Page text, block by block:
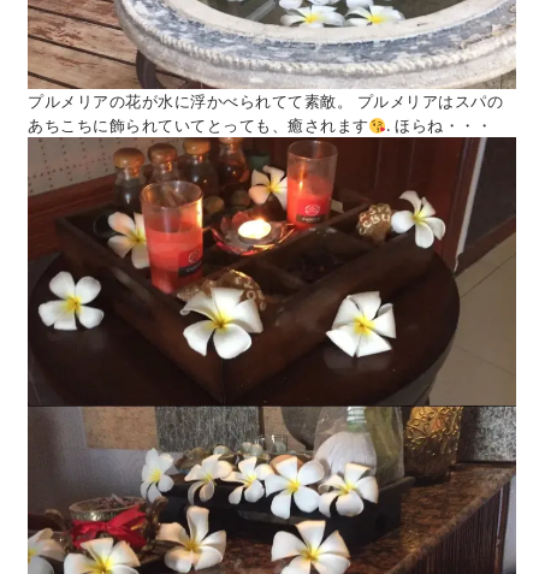
プルメリアの花が水に浮かべられてて素敵。 プルメリアはスパの
あちこちに飾られていてとっても、癒されます
. ほらね・・・